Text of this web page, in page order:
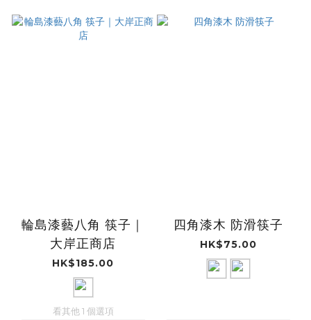
輪島漆藝八角 筷子｜
大岸正商店
HK$185.00
看其他 1 個選項
四角漆木 防滑筷子
HK$75.00